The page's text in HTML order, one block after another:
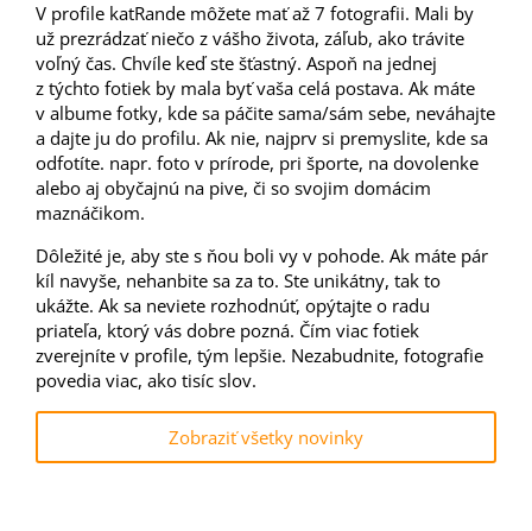
V profile katRande môžete mať až 7 fotografii. Mali by
už prezrádzať niečo z vášho života, záľub, ako trávite
voľný čas. Chvíle keď ste šťastný. Aspoň na jednej
z týchto fotiek by mala byť vaša celá postava. Ak máte
v albume fotky, kde sa páčite sama/sám sebe, neváhajte
a dajte ju do profilu. Ak nie, najprv si premyslite, kde sa
odfotíte. napr. foto v prírode, pri športe, na dovolenke
alebo aj obyčajnú na pive, či so svojim domácim
maznáčikom.
Dôležité je, aby ste s ňou boli vy v pohode. Ak máte pár
kíl navyše, nehanbite sa za to. Ste unikátny, tak to
ukážte. Ak sa neviete rozhodnúť, opýtajte o radu
priateľa, ktorý vás dobre pozná. Čím viac fotiek
zverejníte v profile, tým lepšie. Nezabudnite, fotografie
povedia viac, ako tisíc slov.
Zobraziť všetky novinky